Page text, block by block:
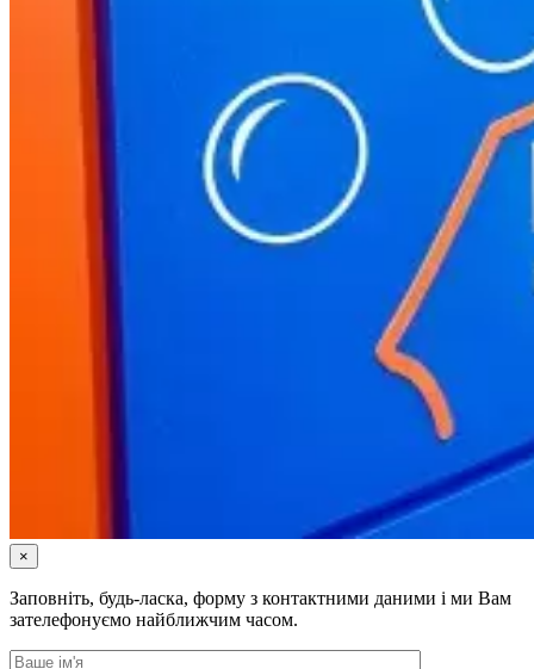
×
Заповніть, будь-ласка, форму з контактними даними і ми Вам
зателефонуємо найближчим часом.